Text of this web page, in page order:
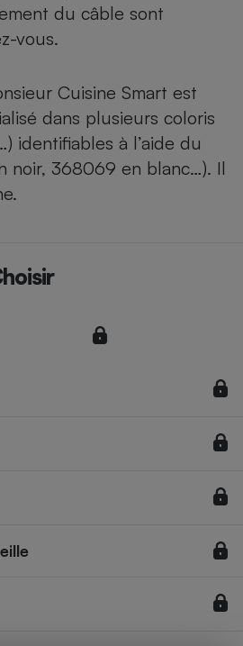
du câble sont
vous.
Cuisine Smart est
dans plusieurs coloris
identifiables à l’aide du
noir, 368069 en blanc…). Il